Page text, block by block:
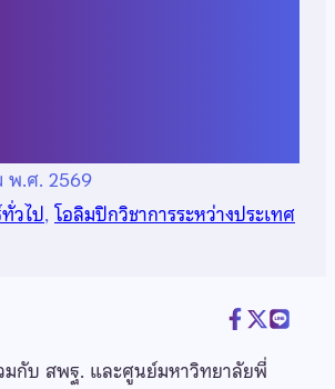
พ.ศ. 2569
วไป, โอลิมปิกวิชาการระหว่างประเทศ
มกับ สพฐ. และศูนย์มหาวิทยาลัยพี่